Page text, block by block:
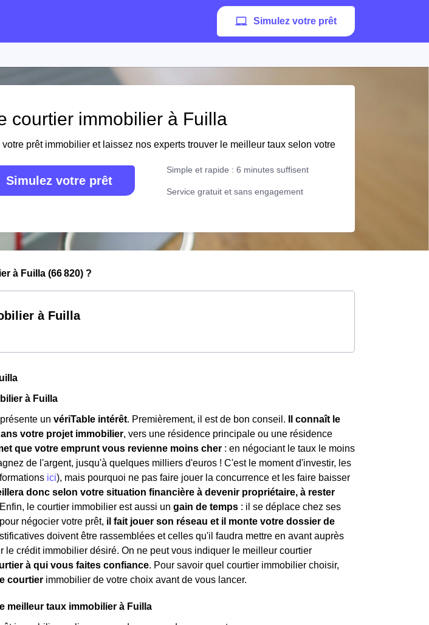
Simulez votre prêt
courtier immobilier à Fuilla
prêt immobilier et laissez nos experts trouver le meilleur taux selon votre
Simulez votre prêt
Simple et rapide : 6 minutes suffisent
Service gratuit et sans engagement
à Fuilla (66 820) ?
à Fuilla
à Fuilla
un vériTable intérêt. Premièrement, il est de bon conseil.
Il connaît le
votre projet immobilier, vers une résidence principale ou une résidence
que votre emprunt vous revienne moins cher : en négociant le taux le moins
de l'argent, jusqu'à quelques milliers d'euros ! C'est le moment d'investir, les
ici), mais pourquoi ne pas faire jouer la concurrence et les faire baisser
donc selon votre situation financière à devenir propriétaire, à rester
le courtier immobilier est aussi un gain de temps : il se déplace chez ses
négocier votre prêt, il fait jouer son réseau et il monte votre dossier de
doivent être rassemblées et celles qu'il faudra mettre en avant auprès
le crédit immobilier désiré. On ne peut vous indiquer le meilleur courtier
à qui vous faites confiance. Pour savoir quel courtier immobilier choisir,
courtier immobilier de votre choix avant de vous lancer.
meilleur taux immobilier à Fuilla